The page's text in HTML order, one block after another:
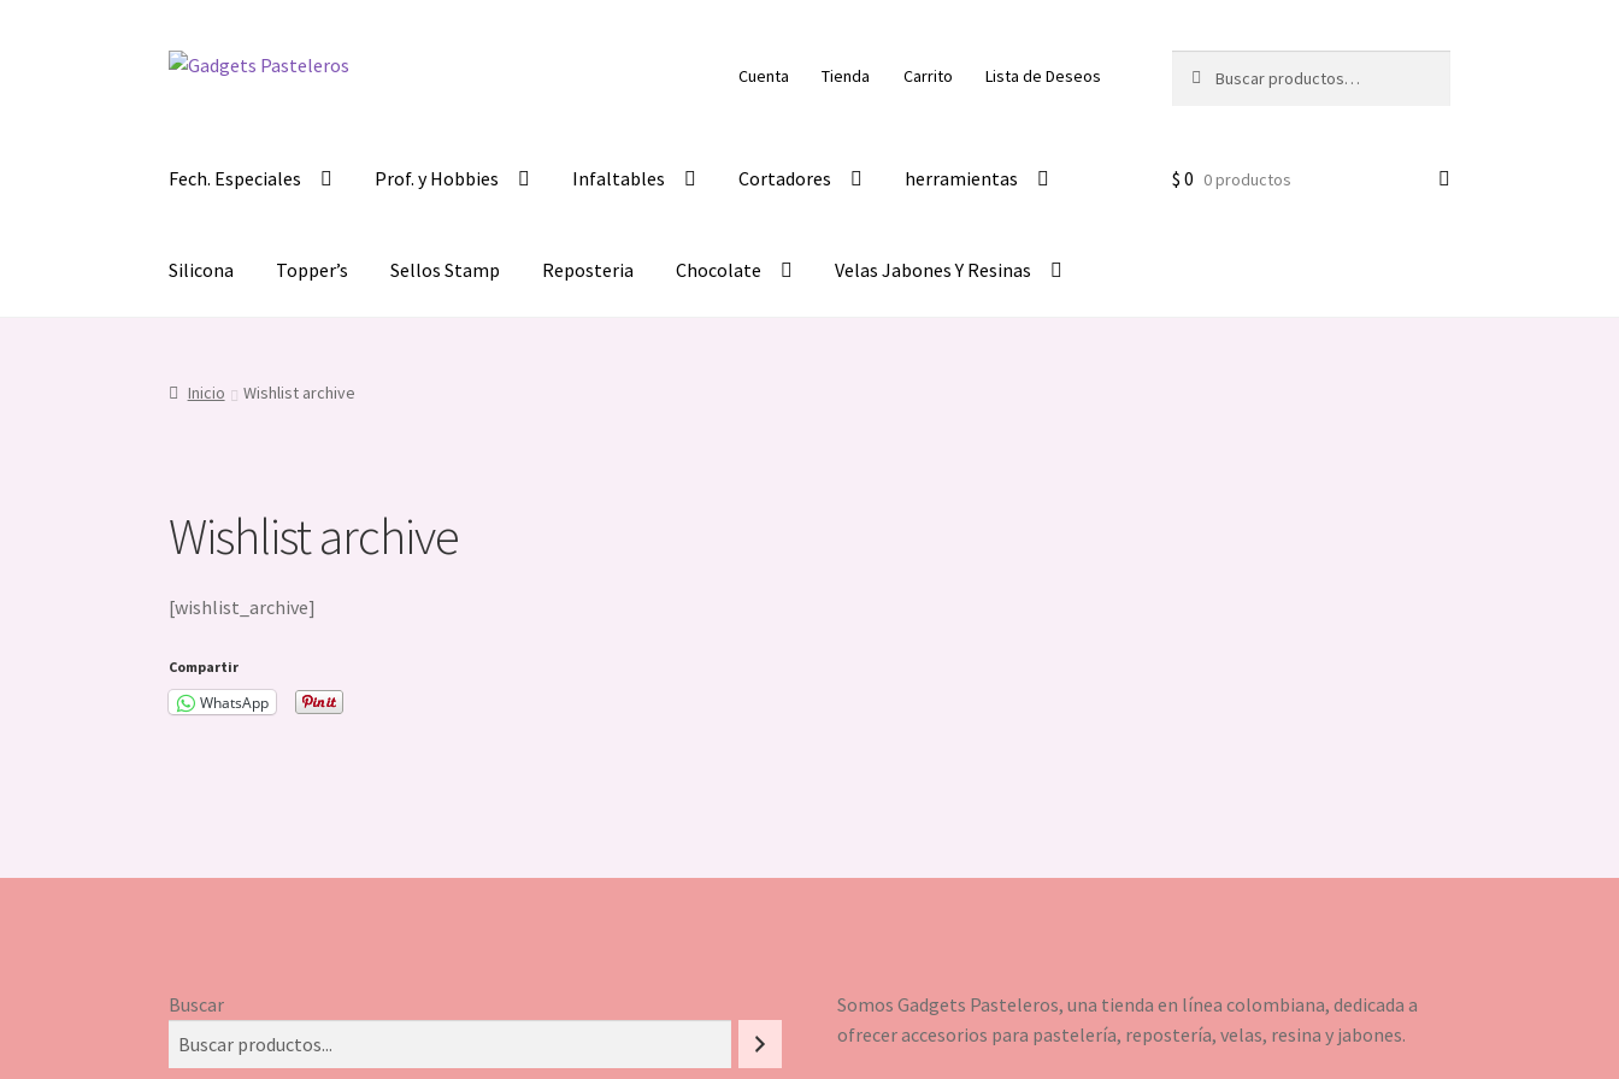
Ir
Ir
Cuenta Tienda Carrito Lista de Deseos
por:
Fech. Especiales Prof. y Hobbies Infaltables Cortadores herramientas
Silicona Topper’s Sellos Stamp Reposteria Chocolate Velas Jabones Y Resinas
$ 0 0 productos
Inicio Wishlist archive
Wishlist archive
[wishlist_archive]
Compartir
WhatsApp
Buscar
Somos Gadgets Pasteleros, una tienda en línea colombiana, dedicada a
ofrecer accesorios para pastelería, repostería, velas, resina y jabones.